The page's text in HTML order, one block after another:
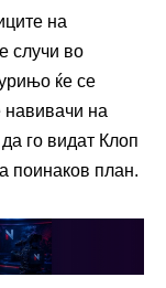
на
случи во
ќе се
навивачи на
го видат Клоп
поинаков план.